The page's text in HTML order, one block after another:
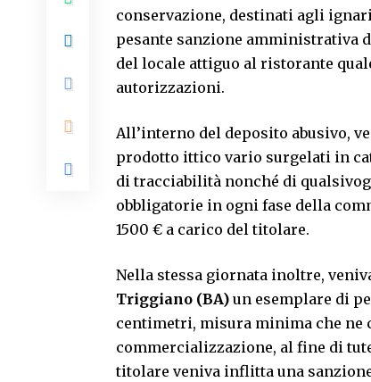
conservazione, destinati agli
pesante sanzione amministrativa
del locale attiguo al ristorante
autorizzazioni.
All’interno del deposito abusivo,
prodotto ittico vario surgelati in
di tracciabilità nonché di
obbligatorie in ogni fase della
1500 € a carico del titolare.
Nella stessa giornata inoltre,
Triggiano (BA) un esemplare di
centimetri, misura minima che ne
commercializzazione, al fine di
titolare veniva inflitta una